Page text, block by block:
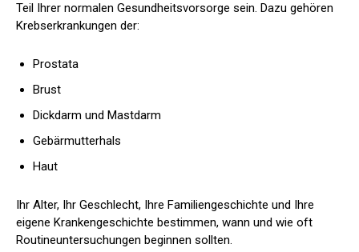
Teil Ihrer normalen Gesundheitsvorsorge sein. Dazu gehören
Krebserkrankungen der:
Prostata
Brust
Dickdarm und Mastdarm
Gebärmutterhals
Haut
Ihr Alter, Ihr Geschlecht, Ihre Familiengeschichte und Ihre
eigene Krankengeschichte bestimmen, wann und wie oft
Routineuntersuchungen beginnen sollten.